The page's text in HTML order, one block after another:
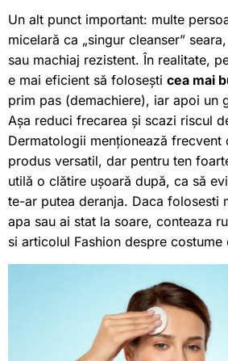
Un alt punct important: multe
micelară ca „singur cleanser”
sau machiaj rezistent. În realitate,
e mai eficient să folosești cea mai
prim pas (demachiere), iar apoi un
Așa reduci frecarea și scazi riscul
Dermatologii menționează frecvent
produs versatil, dar pentru ten
utilă o clătire ușoară după, ca să
te-ar putea deranja. Daca folosesti
apa sau ai stat la soare, conteaza
si articolul Fashion despre costume